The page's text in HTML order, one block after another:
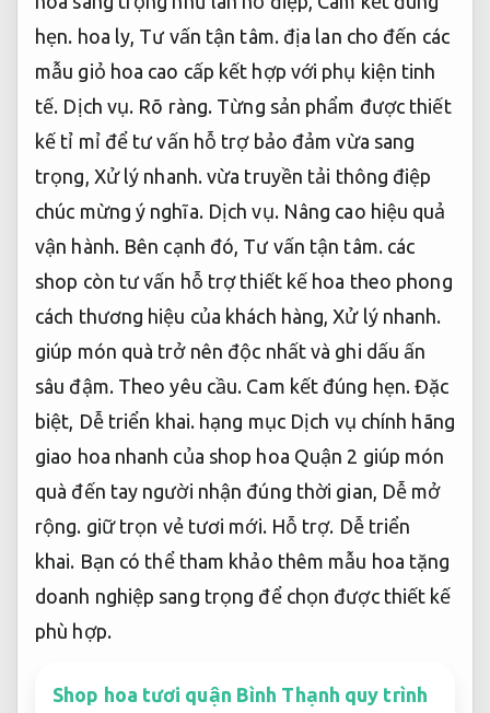
hẹn. hoa ly, Tư vấn tận tâm. địa lan cho đến các
mẫu giỏ hoa cao cấp kết hợp với phụ kiện tinh
tế. Dịch vụ. Rõ ràng. Từng sản phẩm được thiết
kế tỉ mỉ để tư vấn hỗ trợ bảo đảm vừa sang
trọng, Xử lý nhanh. vừa truyền tải thông điệp
chúc mừng ý nghĩa. Dịch vụ. Nâng cao hiệu quả
vận hành. Bên cạnh đó, Tư vấn tận tâm. các
shop còn tư vấn hỗ trợ thiết kế hoa theo phong
cách thương hiệu của khách hàng,Xử lý nhanh.
giúp món quà trở nên độc nhất và ghi dấu ấn
sâu đậm. Theo yêu cầu. Cam kết đúng hẹn. Đặc
biệt, Dễ triển khai. hạng mục Dịch vụ chính hãng
giao hoa nhanh của shop hoa Quận 2 giúp món
quà đến tay người nhận đúng thời gian, Dễ mở
rộng. giữ trọn vẻ tươi mới. Hỗ trợ. Dễ triển
khai. Bạn có thể tham khảo thêm mẫu hoa tặng
doanh nghiệp sang trọng để chọn được thiết kế
phù hợp.
Shop hoa tươi quận Bình Thạnh quy trình